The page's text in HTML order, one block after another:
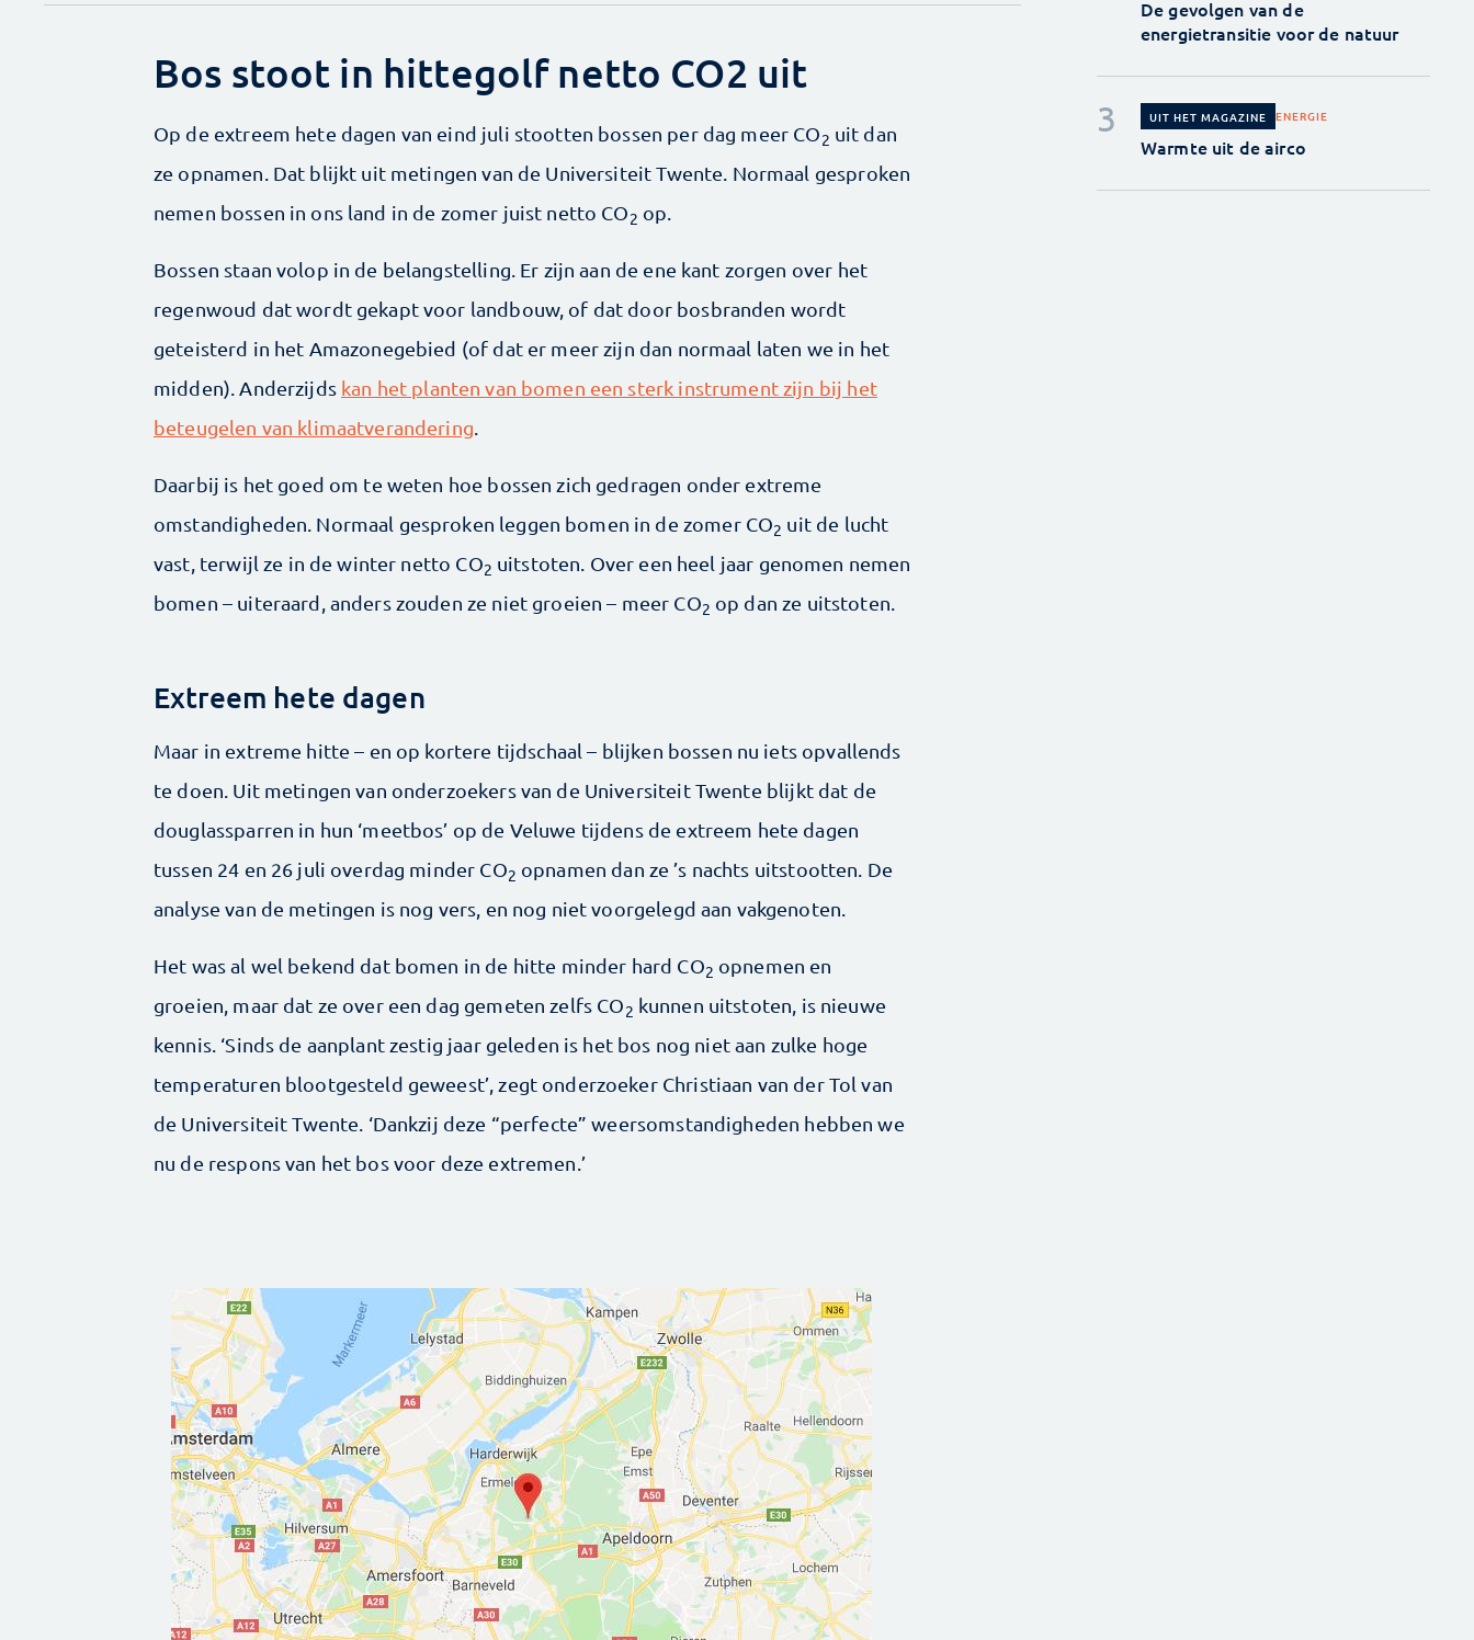
Bos stoot in hittegolf netto CO2 uit
Op de extreem hete dagen van eind juli stootten bossen per dag meer CO2 uit dan
ze opnamen. Dat blijkt uit metingen van de Universiteit Twente. Normaal gesproken
nemen bossen in ons land in de zomer juist netto CO2 op.
Bossen staan volop in de belangstelling. Er zijn aan de ene kant zorgen over het
regenwoud dat wordt gekapt voor landbouw, of dat door bosbranden wordt
geteisterd in het Amazonegebied (of dat er meer zijn dan normaal laten we in het
midden). Anderzijds kan het planten van bomen een sterk instrument zijn bij het
beteugelen van klimaatverandering.
Daarbij is het goed om te weten hoe bossen zich gedragen onder extreme
omstandigheden. Normaal gesproken leggen bomen in de zomer CO2 uit de lucht
vast, terwijl ze in de winter netto CO2 uitstoten. Over een heel jaar genomen nemen
bomen – uiteraard, anders zouden ze niet groeien – meer CO2 op dan ze uitstoten.
Extreem hete dagen
Maar in extreme hitte – en op kortere tijdschaal – blijken bossen nu iets opvallends
te doen. Uit metingen van onderzoekers van de Universiteit Twente blijkt dat de
douglassparren in hun ‘meetbos’ op de Veluwe tijdens de extreem hete dagen
tussen 24 en 26 juli overdag minder CO2 opnamen dan ze ’s nachts uitstootten. De
analyse van de metingen is nog vers, en nog niet voorgelegd aan vakgenoten.
Het was al wel bekend dat bomen in de hitte minder hard CO2 opnemen en
groeien, maar dat ze over een dag gemeten zelfs CO2 kunnen uitstoten, is nieuwe
kennis. ‘Sinds de aanplant zestig jaar geleden is het bos nog niet aan zulke hoge
temperaturen blootgesteld geweest’, zegt onderzoeker Christiaan van der Tol van
de Universiteit Twente. ‘Dankzij deze “perfecte” weersomstandigheden hebben we
nu de respons van het bos voor deze extremen.’
De gevolgen van de
energietransitie voor de natuur
UIT HET MAGAZINE ENERGIE
Warmte uit de airco